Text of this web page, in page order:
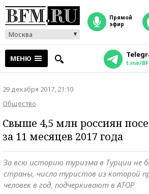
Москва
прямой
эфир
МЕНЮ t.me/
29 декабря 2017, 21:10
Общество
Свыше 4,5 млн россиян
за 11 месяцев 2017 года
За всю историю туризма в Турции не
страны, число туристов из которой
человек в год, подчеркивают в АТОР